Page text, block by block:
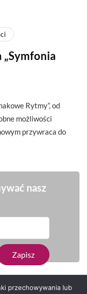
„Symfonia
Rytmy”, od
możliwości
przywraca do
nasz
przechowywania lub